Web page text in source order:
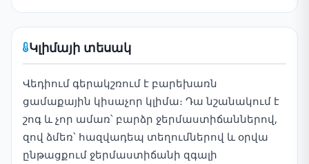
Կլիմայի տեսակ
Վեդիում գերակշռում է բարեխառն
ցամաքային կիսաչոր կլիմա։ Դա նշանակում է
շոգ և չոր ամառ՝ բարձր ջերմաստիճաններով,
զով ձմեռ՝ հազվադեպ տեղումներով և օրվա
ընթացքում ջերմաստիճանի զգալի